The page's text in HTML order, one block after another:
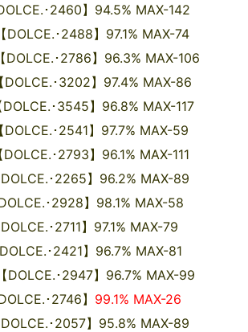
･2460】94.5% MAX-142
･2488】97.1% MAX-74
･2786】96.3% MAX-106
･3202】97.4% MAX-86
･3545】96.8% MAX-117
･2541】97.7% MAX-59
･2793】96.1% MAX-111
･2265】96.2% MAX-89
･2928】98.1% MAX-58
･2711】97.1% MAX-79
･2421】96.7% MAX-81
･2947】96.7% MAX-99
･2746】 99.1% MAX-26
･2057】95.8% MAX-89